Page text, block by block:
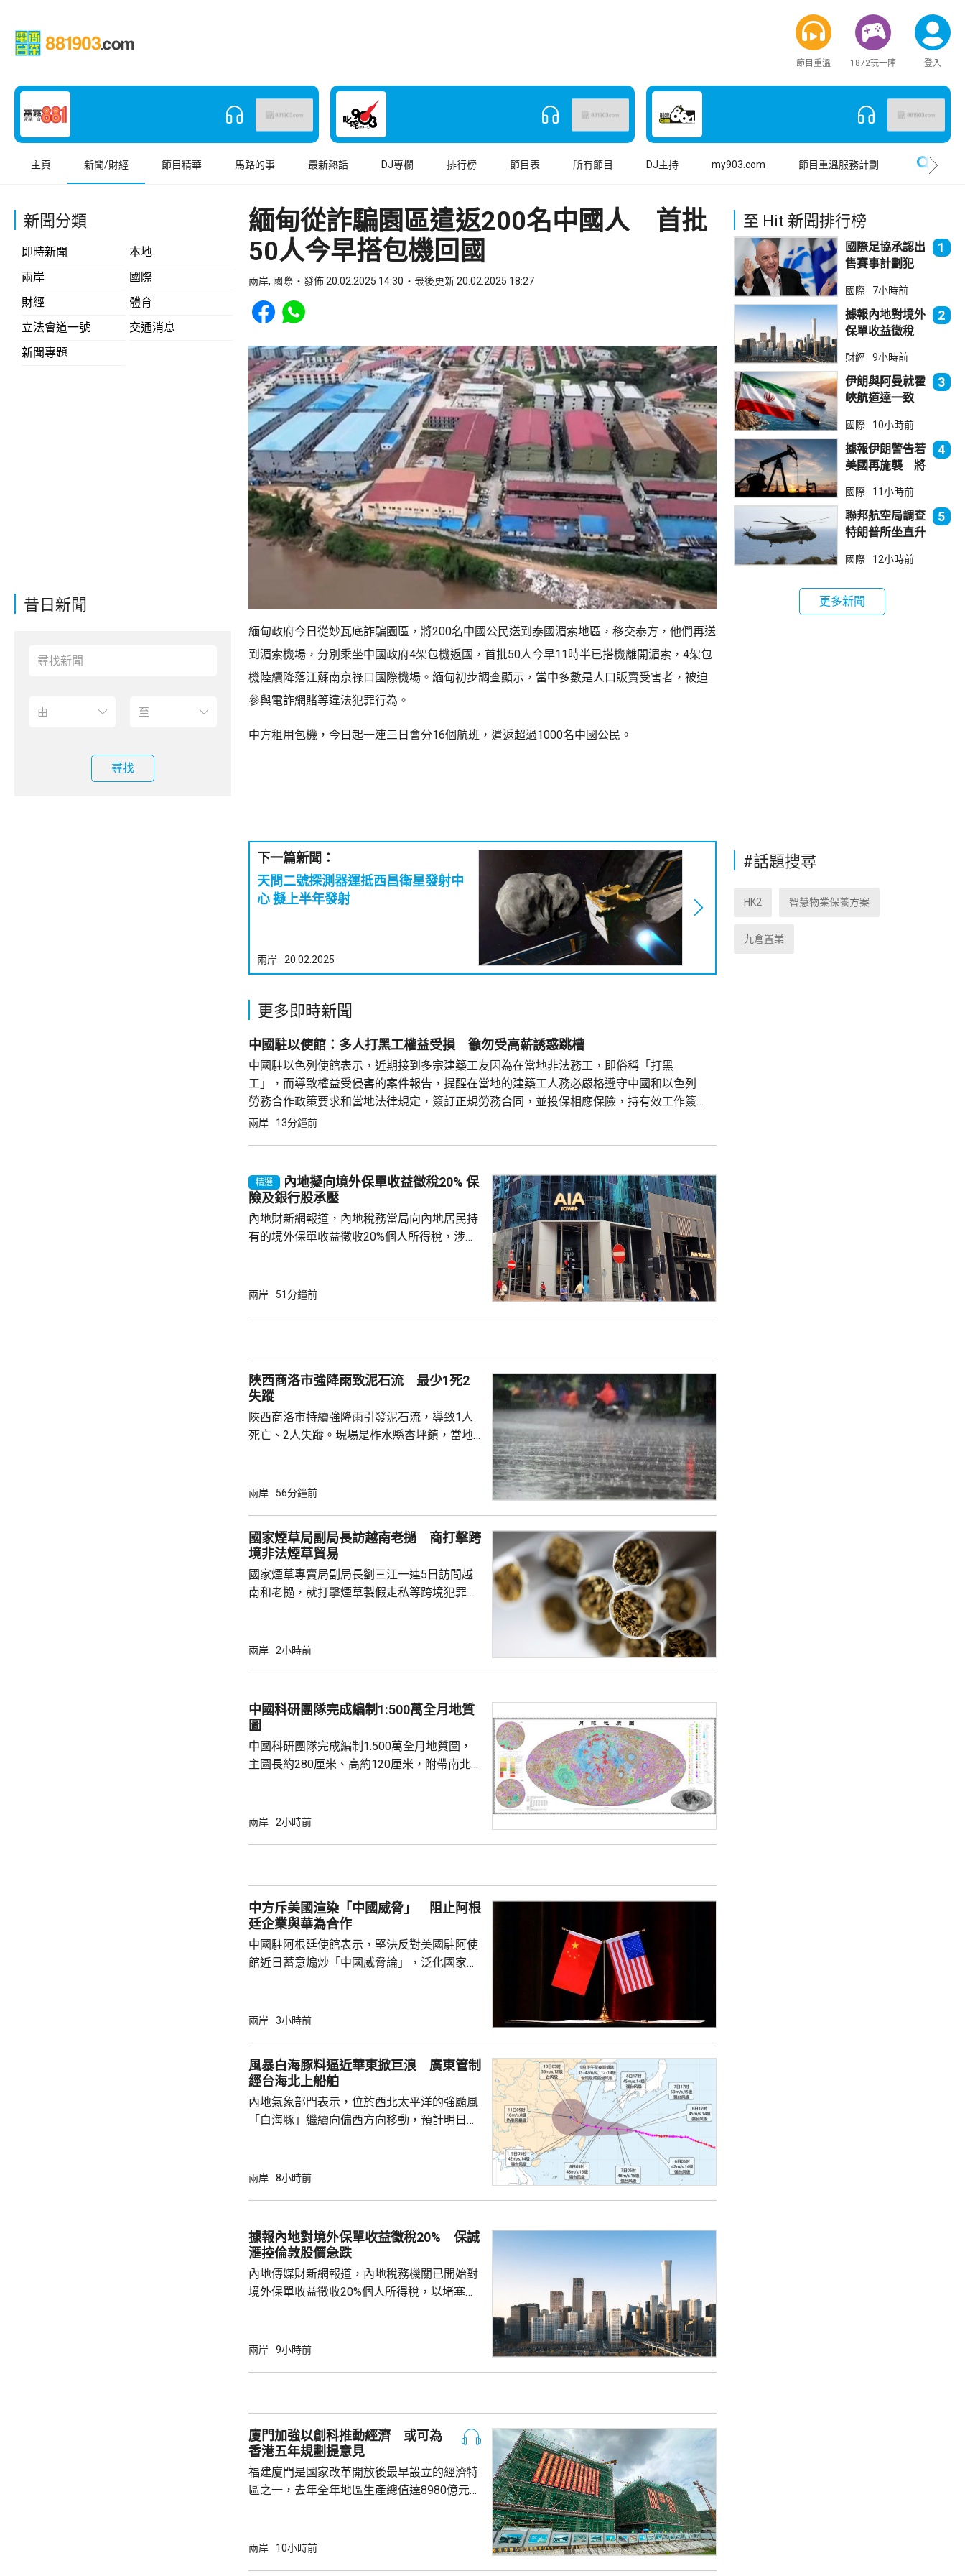
節目重溫 1872玩一陣 登入
主頁 新聞/財經 節目精華 馬路的事 最新熱話 DJ專欄 排行榜 節目表 所有節目 DJ主持 my903.com 節目重溫服務計劃
新聞分類
即時新聞
本地
兩岸
國際
財經
體育
立法會道一號
交通消息
新聞專題
昔日新聞
尋找
緬甸從詐騙園區遣返200名中國人 首批
50人今早搭包機回國
兩岸, 國際 發佈 20.02.2025 14:30 最後更新 20.02.2025 18:27
Share to Facebook
Share to WhatsApp
緬甸政府今日從妙瓦底詐騙園區，將200名中國公民送到泰國湄索地區，移交泰方，他們再送
到湄索機場，分別乘坐中國政府4架包機返國，首批50人今早11時半已搭機離開湄索，4架包
機陸續降落江蘇南京祿口國際機場。緬甸初步調查顯示，當中多數是人口販賣受害者，被迫
參與電詐網賭等違法犯罪行為。
中方租用包機，今日起一連三日會分16個航班，遣返超過1000名中國公民。
下一篇新聞：
天問二號探測器運抵西昌衛星發射中
心 擬上半年發射
兩岸 20.02.2025
更多即時新聞
中國駐以使館：多人打黑工權益受損 籲勿受高薪誘惑跳槽
中國駐以色列使館表示，近期接到多宗建築工友因為在當地非法務工，即俗稱「打黑
工」，而導致權益受侵害的案件報告，提醒在當地的建築工人務必嚴格遵守中國和以色列
勞務合作政策要求和當地法律規定，簽訂正規勞務合同，並投保相應保險，持有效工作簽
證合法務工，踏實賺錢，切勿輕信不法分子的虛假宣傳和高薪誘惑，輕易跳槽。 使館呼
兩岸 13分鐘前
精選
內地擬向境外保單收益徵稅20% 保
險及銀行股承壓
內地財新網報道，內地稅務當局向內地居民持
有的境外保單收益徵收20%個人所得稅，涉及
施未普遍推行，具體適用範圍有待官方說明。
被視為是堵塞長期存在的跨境稅務監管漏洞，
亦反映內地對居民境外資產及資金流動...
兩岸 51分鐘前
陜西商洛市強降雨致泥石流 最少1死2
失蹤
陜西商洛市持續強降雨引發泥石流，導致1人
死亡、2人失蹤。現場是柞水縣杏坪鎮，當地
連場暴雨由上周四開始，累計最大降雨量
移群眾，組織力量搶修道路並恢復通信。 渭南
市潼關縣亦傳出災情，有山泥傾瀉導致民房倒
塌，最少1人失蹤，當局正搜...
兩岸 56分鐘前
國家煙草局副局長訪越南老撾 商打擊跨
境非法煙草貿易
國家煙草專賣局副局長劉三江一連5日訪問越
南和老撾，就打擊煙草製假走私等跨境犯罪和
工作會談，就加強執法協作和情報信息互通、
三江說，希望充分發揮北部灣海域聯合巡邏機
制作用，深化信息共享和情報互通。 劉三江在
老撾亦與當地公安部有關負責人舉行工作...
兩岸 2小時前
中國科研團隊完成編制1:500萬全月地質
圖
中國科研團隊完成編制1:500萬全月地質圖，
主圖長約280厘米、高約120厘米，附帶南北
岩石類型。 負責編制的中國地質科學院地質研
齡調整為43.3億年，酒海紀起始年齡調整為
41.7億年，雨海紀...
兩岸 2小時前
中方斥美國渲染「中國威脅」 阻止阿根
廷企業與華為合作
中國駐阿根廷使館表示，堅決反對美國駐阿使
館近日蓄意煽炒「中國威脅論」，泛化國家安
與偏見，極不尊重他國主權並嚴重破壞自由市
存和發展，虛偽本質暴露無遺，敦促美方端正
對華認知，停止霸權行徑和政治操弄。 中方又
指，美國駐阿根廷大使拉梅拉斯4月時亦...
兩岸 3小時前
風暴白海豚料逼近華東掀巨浪 廣東管制
經台海北上船舶
內地氣象部門表示，位於西北太平洋的強颱風
「白海豚」繼續向偏西方向移動，預計明日日
洋預報台發布海浪橙色警報，預料未來一日東
今日下午6時起，對經過台灣海峽南口北上的
船舶實施交通管制，呼籲船舶選擇安全水域避
兩岸 8小時前
據報內地對境外保單收益徵稅20% 保誠
滙控倫敦股價急跌
內地傳媒財新網報道，內地稅務機關已開始對
境外保單收益徵收20%個人所得稅，以堵塞以
象包括分紅收益和預繳保費利息收益。報道引
的效率；若保單退出和有退出收益，而當地稅
務局又有數據處理能力，就會徵稅。 受消...
兩岸 9小時前
廈門加強以創科推動經濟 或可為
香港五年規劃提意見
福建廈門是國家改革開放後最早設立的經濟特
區之一，去年全年地區生產總值達8980億元人
創新科技引領工程，加快建設多個科學城和實
兩岸 10小時前
至 Hit 新聞排行榜
國際足協承認出
售賽事計劃犯
持恩芬天奴
1
國際 7小時前
據報內地對境外
保單收益徵稅
倫敦股價急跌
2
財經 9小時前
伊朗與阿曼就霍
峽航道達一致
海
3
國際 10小時前
據報伊朗警告若
美國再施襲 將
能源設施
4
國際 11小時前
聯邦航空局調查
特朗普所坐直升
全事件
5
國際 12小時前
更多新聞
#話題搜尋
HK2 智慧物業保養方案
九倉置業